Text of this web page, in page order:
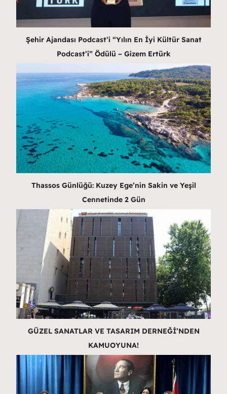
Şehir Ajandası Podcast’i “Yılın En İyi Kültür Sanat
Podcast’i” Ödülü – Gizem Ertürk
Thassos Günlüğü: Kuzey Ege’nin Sakin ve Yeşil
Cennetinde 2 Gün
GÜZEL SANATLAR VE TASARIM DERNEĞİ’NDEN
KAMUOYUNA!